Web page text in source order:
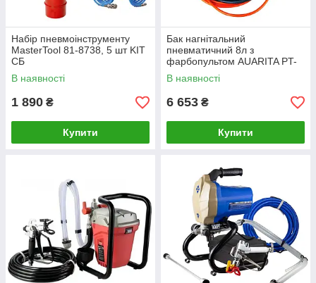
Набір пневмоінструменту
MasterTool 81-8738, 5 шт KIT
СБ
В наявності
1 890 ₴
Купити
Бак нагнітальний
пневматичний 8л з
фарбопультом AUARITA PT-
8-2.0
В наявності
6 653 ₴
Купити